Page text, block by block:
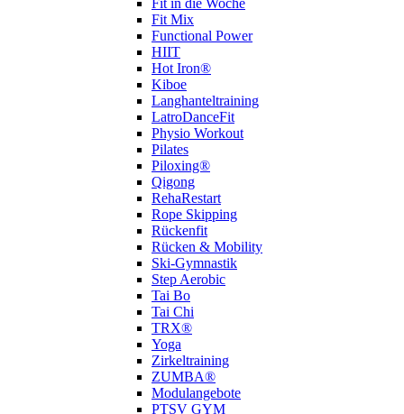
Fit in die Woche
Fit Mix
Functional Power
HIIT
Hot Iron®
Kiboe
Langhanteltraining
LatroDanceFit
Physio Workout
Pilates
Piloxing®
Qigong
RehaRestart
Rope Skipping
Rückenfit
Rücken & Mobility
Ski-Gymnastik
Step Aerobic
Tai Bo
Tai Chi
TRX®
Yoga
Zirkeltraining
ZUMBA®
Modulangebote
PTSV GYM